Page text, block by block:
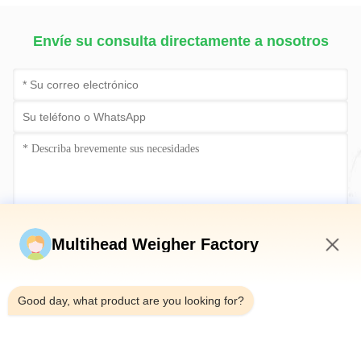
Envíe su consulta directamente a nosotros
Envíe ahora
Multihead Weigher Factory
Good day, what product are you looking for?